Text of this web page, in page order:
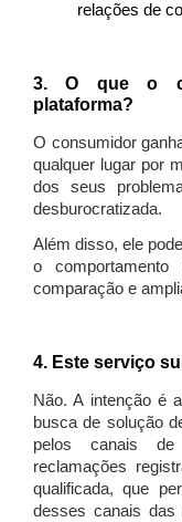
relações de
3. O que o
plataforma?
O consumidor
qualquer lugar por
dos seus
desburocratizada.
Além disso, ele
o comportamento
comparação e
4. Este serviço
Não. A intenção é
busca de solução
pelos canais de
reclamações
qualificada, que
desses canais